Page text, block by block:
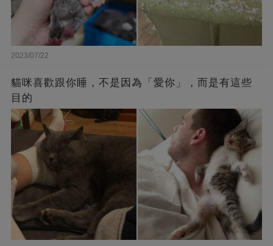
2023/07/22
貓咪喜歡跟你睡，不是因為「愛你」，而是有這些
目的